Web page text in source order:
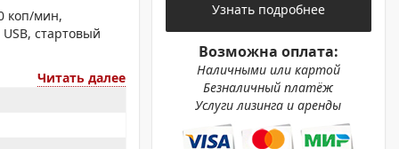
ПРИНТЕРЫ
коп/мин,
стартовый
Читать далее
Узнать подробнее
Возможна оплата:
Наличными или картой
Безналичный платёж
Услуги лизинга и аренды